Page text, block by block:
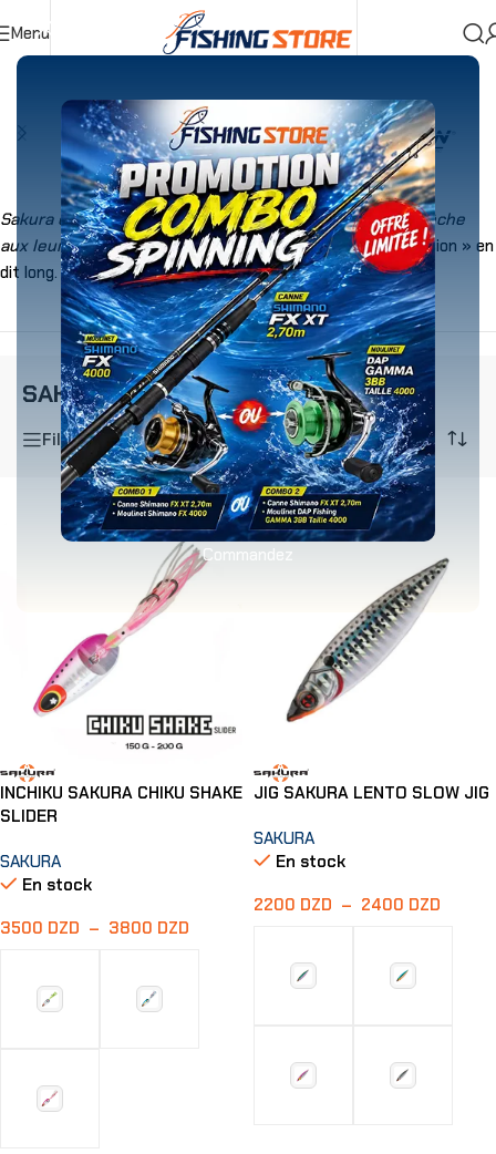
Commandez
Menu
Accueil»SAKURA
Sakura est une marque française spécialisée dans la pêche
aux leurres. Notre slogan « la pêche aux leurres pour passion » en
dit long.
SAKURA
Filtrer
INCHIKU SAKURA CHIKU SHAKE
SLIDER
SAKURA
En stock
3500 DZD – 3800 DZD
JIG SAKURA LENTO SLOW JIG
SAKURA
En stock
2200 DZD – 2400 DZD